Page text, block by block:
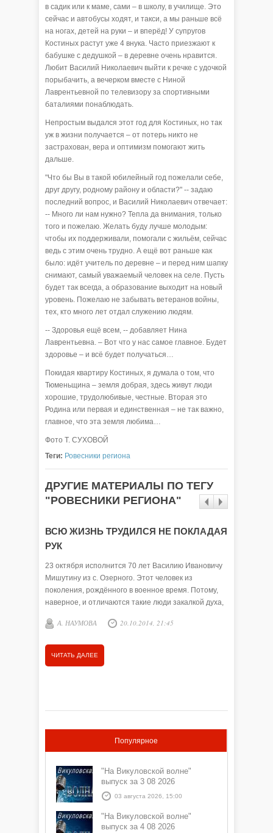
в садик или к маме, сами – в школу, в училище. Это
сейчас и автобусы ходят, и такси, а мы раньше всё
на ногах, детей на руки – и вперёд! У супругов
Костиных растут уже 4 внука. Часто приезжают к
бабушке с дедушкой – в деревне очень нравится.
Любит Василий Николаевич выйти к речке с удочкой
порыбачить, а вечерком вместе с Ниной
Лаврентьевной по телевизору за спортивными
баталиями понаблюдать.
Непростым выдался этот год для Костиных, но так
уж в жизни получается – от потерь никто не
застрахован, вера и оптимизм помогают жить
дальше.
"Что бы Вы в такой юбилейный год пожелали себе,
друг другу, родному району и области?" -- задаю
последний вопрос, и Василий Николаевич отвечает:
-- Много ли нам нужно? Тепла да внимания, только
того и пожелаю. Желать буду лучше молодым:
чтобы их поддерживали, помогали с жильём, сейчас
ведь с этим очень трудно. А ещё вот раньше как
было: идёт учитель по деревне – и перед ним шапку
снимают, самый уважаемый человек на селе. Пусть
будет так всегда, а образование выходит на новый
уровень. Пожелаю не забывать ветеранов войны,
тех, кто много лет отдал служению людям.
-- Здоровья ещё всем, -- добавляет Нина
Лаврентьевна. – Вот что у нас самое главное. Будет
здоровье – и всё будет получаться…
Покидая квартиру Костиных, я думала о том, что
Тюменьщина – земля добрая, здесь живут люди
хорошие, трудолюбивые, честные. Вторая это
Родина или первая и единственная – не так важно,
главное, что эта земля любима…
Фото Т. СУХОВОЙ
Теги: Ровесники региона
ДРУГИЕ МАТЕРИАЛЫ ПО ТЕГУ
"РОВЕСНИКИ РЕГИОНА"
ВСЮ ЖИЗНЬ ТРУДИЛСЯ НЕ ПОКЛАДАЯ
РУК
23 октября исполнится 70 лет Василию Ивановичу
Мишутину из с. Озерного. Этот человек из
поколения, рождённого в военное время. Потому,
наверное, и отличаются такие люди закалкой духа,
А. НАУМОВА 20.10.2014, 21:45
ЧИТАТЬ ДАЛЕЕ
Популярное
"На Викуловской волне"
выпуск за 3 08 2026
03 августа 2026, 15:00
"На Викуловской волне"
выпуск за 4 08 2026